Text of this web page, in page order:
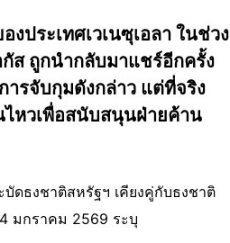
ประเทศเวเนซุเอลา ในช่วง
ส ถูกนำกลับมาแชร์อีกครั้ง
ารจับกุมดังกล่าว แต่ที่จริง
หวเพื่อสนับสนุนฝ่ายค้าน
ดธงชาติสหรัฐฯ เคียงคู่กับธงชาติ
มกราคม 2569 ระบุ